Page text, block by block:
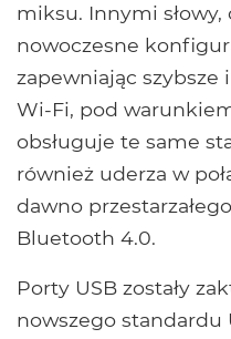
miksu. Innymi słowy,
nowoczesne
zapewniając szybsze
Wi-Fi, pod
obsługuje te same
również uderza w
dawno
Bluetooth 4.0.
Porty USB zostały
nowszego standardu